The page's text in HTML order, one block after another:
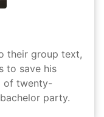
their group text,
to save his
of twenty-
party.